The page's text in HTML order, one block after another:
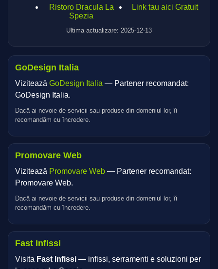
Ristoro Dracula La
Spezia
Link tau aici Gratuit
Ultima actualizare: 2025-12-13
GoDesign Italia
Vizitează GoDesign Italia — Partener recomandat:
GoDesign Italia.
Dacă ai nevoie de servicii sau produse din domeniul lor, îi
recomandăm cu încredere.
Promovare Web
Vizitează Promovare Web — Partener recomandat:
Promovare Web.
Dacă ai nevoie de servicii sau produse din domeniul lor, îi
recomandăm cu încredere.
Fast Infissi
Visita Fast Infissi — infissi, serramenti e soluzioni per